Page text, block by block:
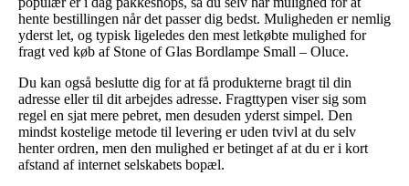
hente bestillingen når det passer dig bedst. Muligheden er nemlig
yderst let, og typisk ligeledes den mest letkøbte mulighed for
fragt ved køb af Stone of Glas Bordlampe Small – Oluce.
Du kan også beslutte dig for at få produkterne bragt til din
adresse eller til dit arbejdes adresse. Fragttypen viser sig som
regel en sjat mere pebret, men desuden yderst simpel. Den
mindst kostelige metode til levering er uden tvivl at du selv
henter ordren, men den mulighed er betinget af at du er i kort
afstand af internet selskabets bopæl.